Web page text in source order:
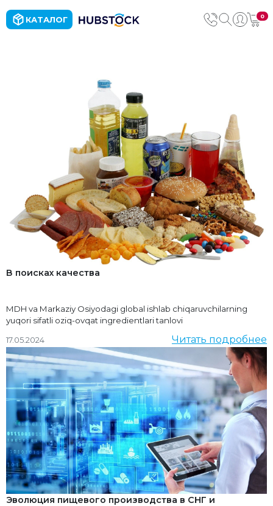
КАТАЛОГ 0
В поисках качества
MDH va Markaziy Osiyodagi global ishlab chiqaruvchilarning
yuqori sifatli oziq-ovqat ingredientlari tanlovi
17.05.2024
Читать подробнее
Эволюция пищевого производства в СНГ и